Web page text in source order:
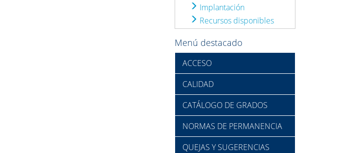
Implantación
Recursos disponibles
Menú destacado
ACCESO
CALIDAD
CATÁLOGO DE GRADOS
NORMAS DE PERMANENCIA
QUEJAS Y SUGERENCIAS